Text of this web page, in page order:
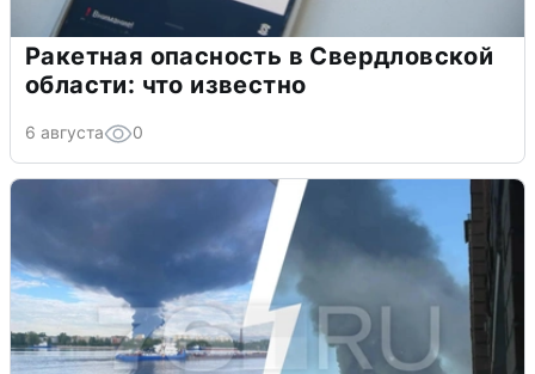
Ракетная опасность в Свердловской
области: что известно
6 августа 0